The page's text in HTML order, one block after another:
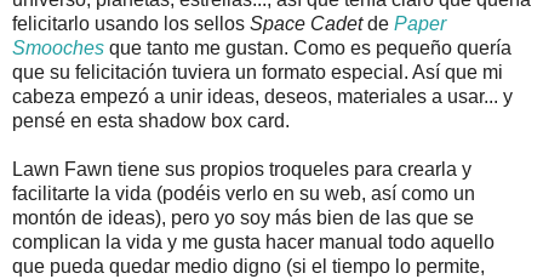
felicitarlo usando los sellos Space Cadetde Paper
Smooches que tanto me gustan. Como es pequeño quería
que su felicitación tuviera un formato especial. Así que mi
cabeza empezó a unir ideas, deseos, materiales a usar... y
pensé en esta shadow box card.
Lawn Fawn tiene sus propios troqueles para crearla y
facilitarte la vida (podéis verlo en su web, así como un
montón de ideas), pero yo soy más bien de las que se
complican la vida y me gusta hacer manual todo aquello
que pueda quedar medio digno (si el tiempo lo permite,